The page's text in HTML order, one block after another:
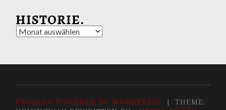
HISTORIE.
Historie.
PROUDLY POWERED BY WORDPRESS |
THEME: